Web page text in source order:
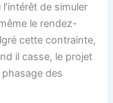
de simuler
le rendez-
cette contrainte,
il casse, le projet
des